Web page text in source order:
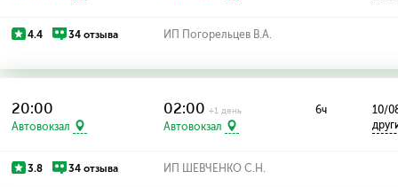
4.4 34 отзыва ИП Погорельцев В.А.
20:00
Автовокзал
02:00+1 день
Автовокзал
6ч
10/
3.8 34 отзыва ИП ШЕВЧЕНКО С.Н.